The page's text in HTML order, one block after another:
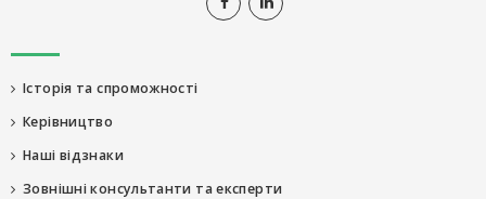
Історія та спроможності
Керівництво
Наші відзнаки
Зовнішні консультанти та експерти